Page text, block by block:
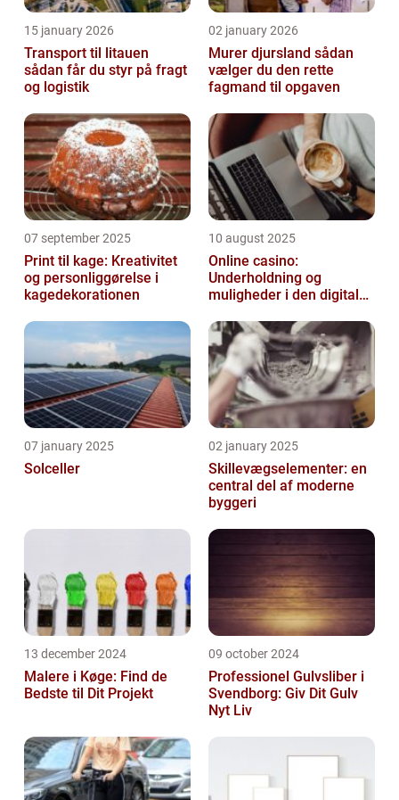
15 january 2026
Transport til litauen
sådan får du styr på fragt
og logistik
02 january 2026
Murer djursland sådan
vælger du den rette
fagmand til opgaven
07 september 2025
Print til kage: Kreativitet
og personliggørelse i
kagedekorationen
10 august 2025
Online casino:
Underholdning og
muligheder i den digitale
07 january 2025
Solceller
02 january 2025
Skillevægselementer: en
central del af moderne
byggeri
13 december 2024
Malere i Køge: Find de
Bedste til Dit Projekt
09 october 2024
Professionel Gulvsliber i
Svendborg: Giv Dit Gulv
Nyt Liv